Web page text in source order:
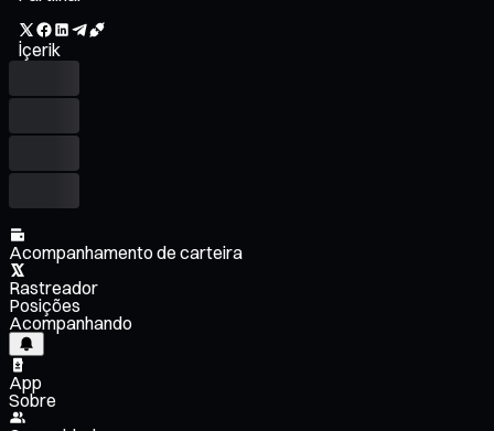
İçerik
Acompanhamento de carteira
Rastreador
Posições
Acompanhando
App
Sobre